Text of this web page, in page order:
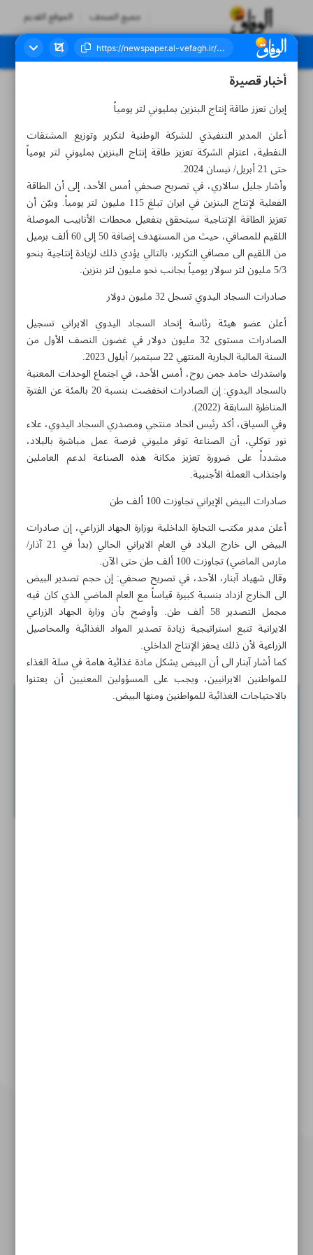
جميع الصحف الموقع القديم
العدد سبعة آلاف وثلاثمائة وسبعة وسبعون - ١٣ نوفمبر ٢٠٢٣
مواضيع هذه الصفحة
شلل يصيب قطاعي البناء والتأمين في «إسرائيل»
«بلومبيرغ» تؤكد عجز أميركا عن وقف تجارة النفط الإيراني
أخبار قصيرة
أخبار قصيرة
إيران تعزز طاقة إنتاج البنزين بمليوني لتر يومياً
أعلن المدير التنفيذي للشركة الوطنية لتكرير وتوزيع المشتقات
النفطية، اعتزام الشركة تعزيز طاقة إنتاج البنزين بمليوني لتر يومياً
حتى 21 أبريل/ نيسان 2024.
وأشار جليل سالاري، في تصريح صحفي أمس الأحد، إلى أن الطاقة
الفعلية لإنتاج البنزين في ايران تبلغ 115 مليون لتر يومياً. وبيّن أن
تعزيز الطاقة الإنتاجية سيتحقق بتفعيل محطات الأنابيب الموصلة
اللقيم للمصافي، حيث من المستهدف إضافة 50 إلى 60 ألف برميل
من اللقيم الى مصافي التكرير، بالتالي يؤدي ذلك لزيادة إنتاجية بنحو
5/3 مليون لتر سولار يومياً بجانب نحو مليون لتر بنزين.
صادرات السجاد اليدوي تسجل 32 مليون دولار
أعلن عضو هيئة رئاسة إتحاد السجاد اليدوي الايراني تسجيل
الصادرات مستوى 32 مليون دولار في غضون النصف الأول من
السنة المالية الجارية المنتهي 22 سبتمبر/ أيلول 2023.
واستدرك حامد جمن روح، أمس الأحد، في اجتماع الوحدات المعنية
بالسجاد اليدوي: إن الصادرات انخفضت بنسبة 20 بالمئة عن الفترة
المناظرة السابقة (2022).
وفي السياق، أكد رئيس اتحاد منتجي ومصدري السجاد اليدوي، علاء
نور توكلي، أن الصناعة توفر مليوني فرصة عمل مباشرة بالبلاد،
مشدداً على ضرورة تعزيز مكانة هذه الصناعة لدعم العاملين
واجتذاب العملة الأجنبية.
صادرات البيض الإيراني تجاوزت 100 ألف طن
أعلن مدير مكتب التجارة الداخلية بوزارة الجهاد الزراعي، إن صادرات
البيض الى خارج البلاد في العام الايراني الحالي (بدأ في 21 آذار/
مارس الماضي) تجاوزت 100 ألف طن حتى الآن.
وقال شهياد آبنار، الأحد، في تصريح صحفي: إن حجم تصدير البيض
الى الخارج ازداد بنسبة كبيرة قياساً مع العام الماضي الذي كان فيه
مجمل التصدير 58 ألف طن. وأوضح بأن وزارة الجهاد الزراعي
الايرانية تتبع استراتيجية زيادة تصدير المواد الغذائية والمحاصيل
الزراعية لأن ذلك يحفز الإنتاج الداخلي.
كما أشار آبنار الى أن البيض يشكل مادة غذائية هامة في سلة الغذاء
للمواطنين الايرانيين، ويجب على المسؤولين المعنيين أن يعتنوا
بالاحتياجات الغذائية للمواطنين ومنها البيض.